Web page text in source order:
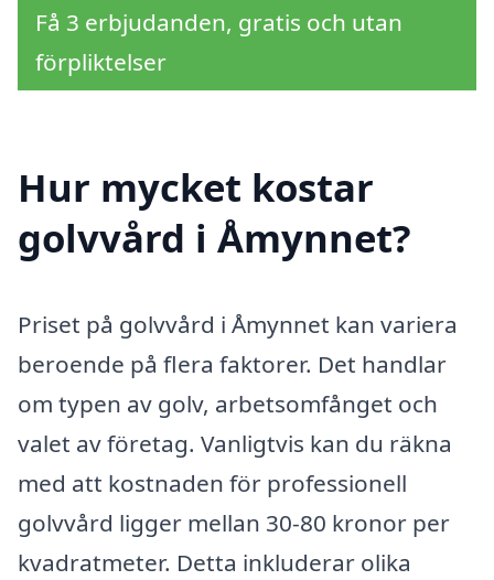
Få 3 erbjudanden, gratis och utan
förpliktelser
Hur mycket kostar
golvvård i Åmynnet?
Priset på golvvård i Åmynnet kan variera
beroende på flera faktorer. Det handlar
om typen av golv, arbetsomfånget och
valet av företag. Vanligtvis kan du räkna
med att kostnaden för professionell
golvvård ligger mellan 30-80 kronor per
kvadratmeter. Detta inkluderar olika